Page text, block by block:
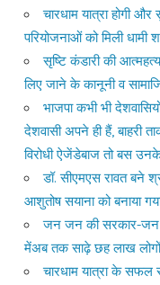
चारधाम यात्रा होगी
परियोजनाओं को मिली धामी
सृष्टि कंडारी की
लिए जाने के कानूनी व
भाजपा कभी भी
देशवासी अपने ही हैं, बाहरी
विरोधी ऐजेंडेबाज तो बस
डॉ. सीएमएस रावत बने
आशुतोष सयाना को बनाया
जन जन की सरकार-जन
मेंअब तक साढ़े छह लाख लोगों
चारधाम यात्रा के सफल